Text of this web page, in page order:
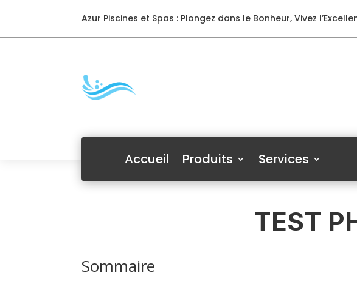
Azur Piscines et Spas : Plongez dans le Bonheur, Vivez
Accueil Produits Services
TEST
Sommaire